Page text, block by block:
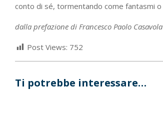
conto di sé, tormentando come fantasmi o
dalla prefazione di Francesco Paolo Casavola
Post Views: 752
Ti potrebbe interessare…